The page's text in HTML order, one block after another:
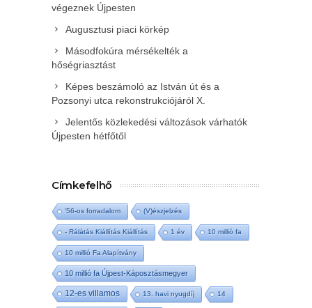
végeznek Újpesten
Augusztusi piaci körkép
Másodfokúra mérsékelték a
hőségriasztást
Képes beszámoló az István út és a
Pozsonyi utca rekonstrukciójáról X.
Jelentős közlekedési változások várhatók
Újpesten hétfőtől
Címkefelhő
'56-os forradalom (V)észjelzés
- Rálátás Kiállítás Kiállítás 1 év 10 millió fa
10 millió Fa Alapítvány
10 millió fa Újpest-Káposztásmegyer
12-es villamos 13. havi nyugdíj 14